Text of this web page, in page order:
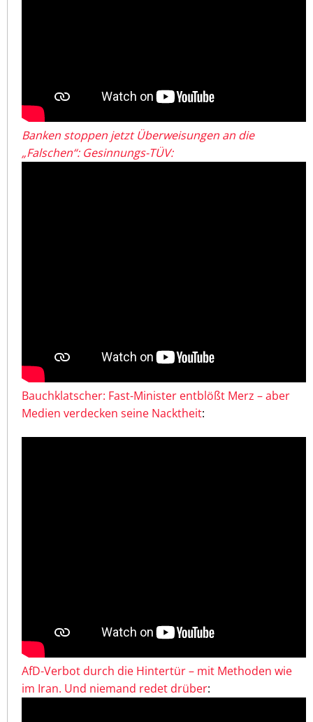
Banken stoppen jetzt Überweisungen an die
„Falschen“: Gesinnungs-TÜV:
Bauchklatscher: Fast-Minister entblößt Merz – aber
Medien verdecken seine Nacktheit:
AfD-Verbot durch die Hintertür – mit Methoden wie
im Iran. Und niemand redet drüber: